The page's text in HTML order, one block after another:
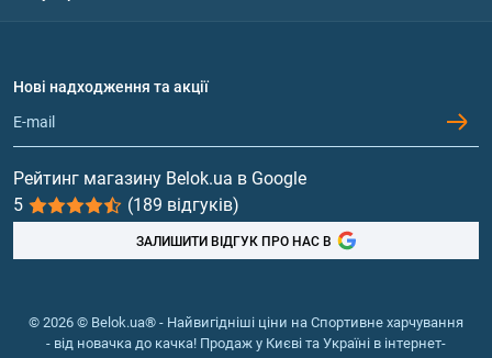
Обмін та повернення
Протеїн
Гейнери
Вітаміни та мінерали
Риб'ячий жир, жирні кислоти
Нові надходження та акції
Рейтинг магазину Belok.ua в Google
5
(189 відгуків)
ЗАЛИШИТИ ВІДГУК ПРО НАС В
© 2026 © Belok.ua® - Найвигідніші ціни на Спортивне харчування
- від новачка до качка! Продаж у Києві та Україні в інтернет-